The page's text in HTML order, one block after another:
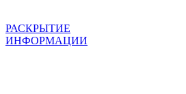
РАСКРЫТИЕ
ИНФОРМАЦИИ